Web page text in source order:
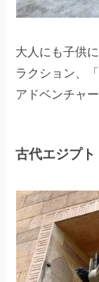
大人にも子供
ラクション、
アドベンチャ
古代エジプ